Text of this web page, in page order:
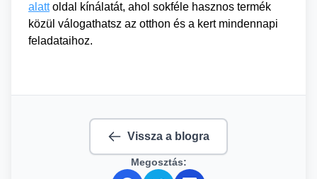
alattoldal kínálatát, ahol sokféle hasznos termék
közül válogathatsz az otthon és a kert mindennapi
feladataihoz.
Vissza a blogra
Megosztás: